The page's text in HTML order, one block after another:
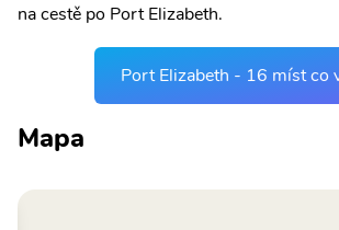
na cestě po Port Elizabeth.
Port Elizabeth - 16 míst co
Mapa